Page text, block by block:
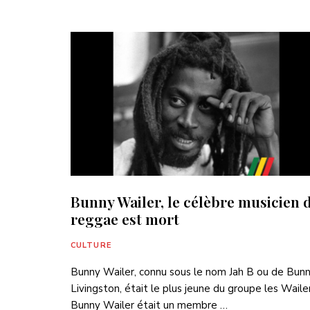
Bunny Wailer, le célèbre musicien
reggae est mort
CULTURE
Bunny Wailer, connu sous le nom Jah B ou de
Livingston, était le plus jeune du groupe les
Bunny Wailer était un membre …